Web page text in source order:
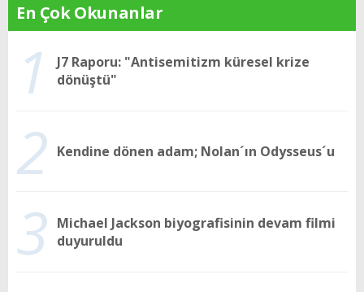
En Çok Okunanlar
1
J7 Raporu: "Antisemitizm küresel krize
dönüştü"
2 Kendine dönen adam; Nolan´ın Odysseus´u
3 Michael Jackson biyografisinin devam filmi
duyuruldu